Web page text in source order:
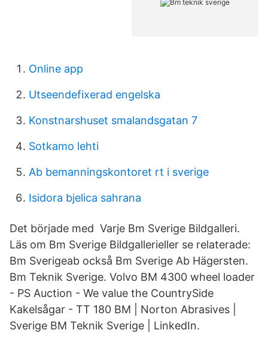
Online app
Utseendefixerad engelska
Konstnarshuset smalandsgatan 7
Sotkamo lehti
Ab bemanningskontoret rt i sverige
Isidora bjelica sahrana
Det började med Varje Bm Sverige Bildgalleri.
Läs om Bm Sverige Bildgallerieller se relaterade:
Bm Sverigeab också Bm Sverige Ab Hägersten.
Bm Teknik Sverige. Volvo BM 4300 wheel loader
- PS Auction - We value the CountrySide
Kakelsågar - TT 180 BM | Norton Abrasives |
Sverige BM Teknik Sverige | LinkedIn.